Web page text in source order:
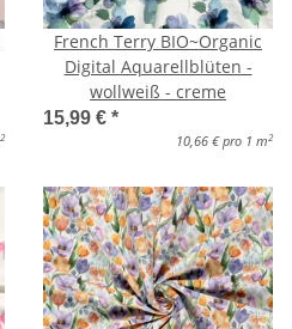
2
French Terry BIO~Organic
Digital Aquarellblüten -
wollweiß - creme
15,99 € *
10,66 € pro 1 m 2